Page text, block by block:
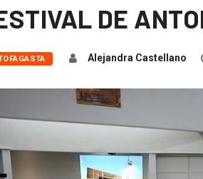
DE
Alejandra Castellano